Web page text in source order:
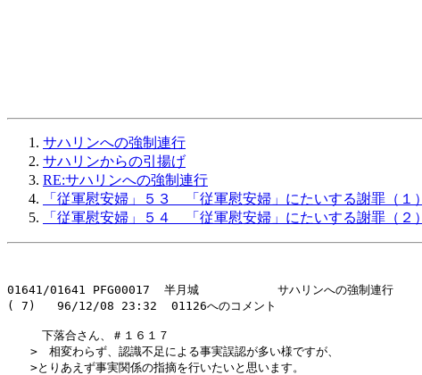
サハリンへの強制連行
サハリンからの引揚げ
RE:サハリンへの強制連行
「従軍慰安婦」５３ 「従軍慰安婦」にたいする謝罪（１）
「従軍慰安婦」５４ 「従軍慰安婦」にたいする謝罪（２）
01641/01641 PFG00017  半月城           サハリンへの強制連行
( 7)   96/12/08 23:32  01126へのコメント
下落合さん、＃１６１７
>　相変わらず、認識不足による事実誤認が多い様ですが、
>とりあえず事実関係の指摘を行いたいと思います。